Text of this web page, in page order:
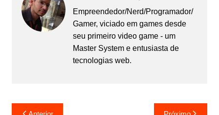
Empreendedor/Nerd/Programador/
Gamer, viciado em games desde
seu primeiro video game - um
Master System e entusiasta de
tecnologias web.
Navegação